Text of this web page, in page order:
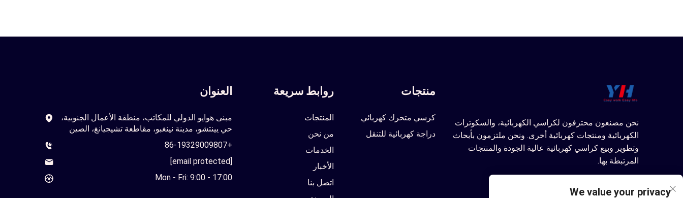
نحن مصنعون محترفون لكراسي الكهربائية، والسكوترات
الكهربائية ومنتجات كهربائية أخرى. ونحن ملتزمون بأبحاث
وتطوير وبيع كراسي كهربائية عالية الجودة والمنتجات
المرتبطة بها.
منتجات
كرسي متحرك كهربائي
دراجة كهربائية للتنقل
روابط سريعة
المنتجات
من نحن
الخدمات
الأخبار
اتصل بنا
العنوان
مبنى هوايو الدولي للمكاتب، منطقة الأعمال الجنوبية،
حي يينتشو، مدينة نينغبو، مقاطعة تشيجيانغ، الصين
+86-19329009807
[email protected]
Mon - Fri: 9:00 - 17:00
We value your privacy